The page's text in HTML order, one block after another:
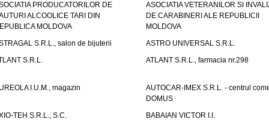
PRODUCATORILOR DE
ALCOOLICE TARI DIN
MOLDOVA
ASOCIATIA VETERANILOR SI
DE CARABINERI ALE REPUBLICII
MOLDOVA
S.R.L., salon de bijuterii
ASTRO UNIVERSAL S.R.L.
S.R.L.
ATLANT S.R.L., farmacia nr.298
I.U.M., magazin
AUTOCAR-IMEX S.R.L. - centrul
DOMUS
TEH S.R.L., S.C.
BABAIAN VICTOR I.I.